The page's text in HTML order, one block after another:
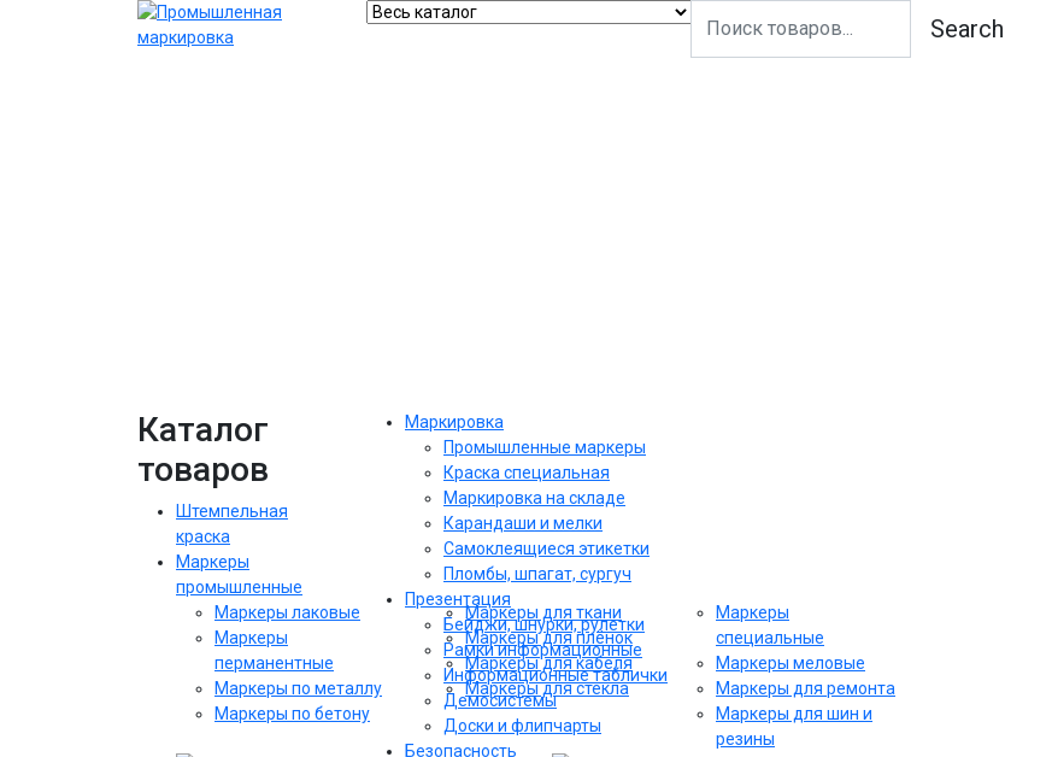
Search
Каталог
товаров
Штемпельная
краска
Маркеры
промышленные
Маркеры лаковые
Маркеры
перманентные
Маркеры по металлу
Маркеры по бетону
Маркеры для ткани
Маркеры для плёнок
Маркеры для кабеля
Маркеры для стекла
Маркеры
специальные
Маркеры меловые
Маркеры для ремонта
Маркеры для шин и
резины
Маркировка
Промышленные маркеры
Краска специальная
Маркировка на складе
Карандаши и мелки
Самоклеящиеся этикетки
Пломбы, шпагат, сургуч
Презентация
Бейджи, шнурки, рулетки
Рамки информационные
Информационные таблички
Демосистемы
Доски и флипчарты
Безопасность